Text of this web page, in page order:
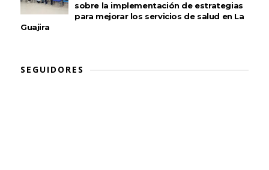
sobre la implementación de estrategias
para mejorar los servicios de salud en La
Guajira
SEGUIDORES